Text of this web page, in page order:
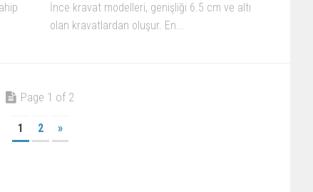
İnce kravat modelleri, genişliği 6.5 cm ve altı
olan kravatlardan oluşur. En...
Page 1 of 2
1 2 »